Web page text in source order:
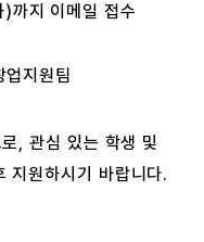
지 이메일 접수
업지원팀
, 관심 있는 학생 및
지원하시기 바랍니다.